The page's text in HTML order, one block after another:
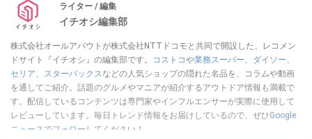
ライター / 編集
イチオシ編集部
株式会社オールアバウトが株式会社NTTドコモと共同で開設した、レコメン
ドサイト『イチオシ』の編集部です。
コストコや業務スーパー、 ダイソー、
セリア、 スターバックスなどの人気ショップの隠れた名品を、コラムや動画
を通してご紹介。話題のグルメやマニアが紹介するアウトドア情報も満載で
す。配信しているコンテンツは専門家やインフルエンサーが実際に使用して
レビューしています。毎日トレンド情報をお届けしているので、ぜひGoogle
ニュースでフォロー してください！